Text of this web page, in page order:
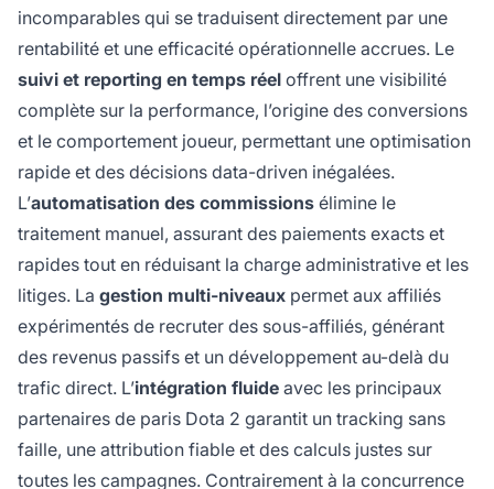
incomparables qui se traduisent directement par une
rentabilité et une efficacité opérationnelle accrues. Le
suivi et reporting en temps réel offrent une visibilité
complète sur la performance, l’origine des conversions
et le comportement joueur, permettant une optimisation
rapide et des décisions data-driven inégalées.
L’automatisation des commissions élimine le
traitement manuel, assurant des paiements exacts et
rapides tout en réduisant la charge administrative et les
litiges. La gestion multi-niveaux permet aux affiliés
expérimentés de recruter des sous-affiliés, générant
des revenus passifs et un développement au-delà du
trafic direct. L’intégration fluide avec les principaux
partenaires de paris Dota 2 garantit un tracking sans
faille, une attribution fiable et des calculs justes sur
toutes les campagnes. Contrairement à la concurrence